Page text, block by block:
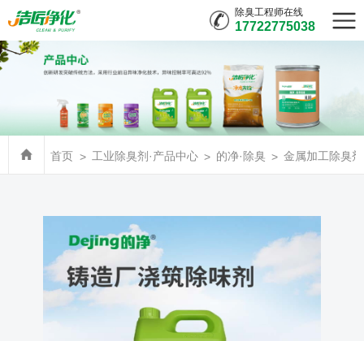
除臭工程师在线
17722775038
首页 工业除臭剂·产品中心 的净·除臭 金属加工除臭剂